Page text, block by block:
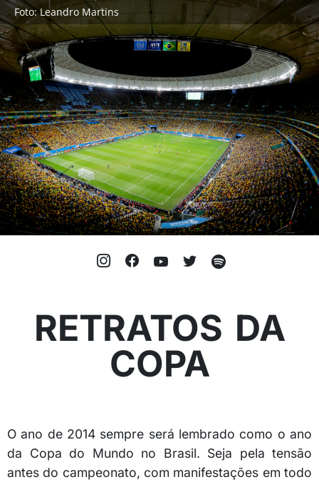
Foto: Leandro Martins
RETRATOS DA
COPA
O ano de 2014 sempre será lembrado como o ano
da Copa do Mundo no Brasil. Seja pela tensão
antes do campeonato, com manifestações em todo